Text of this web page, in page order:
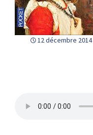
12 décembre 2014